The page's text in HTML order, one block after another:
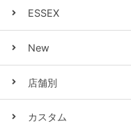
ESSEX
New
店舗別
カスタム